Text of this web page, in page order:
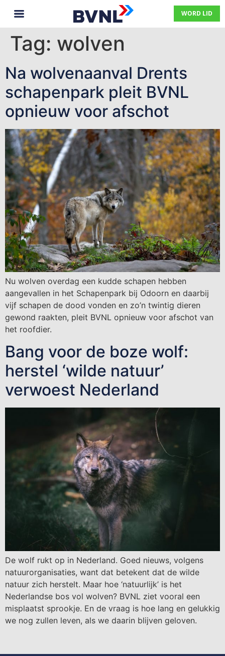
WORD LID
Tag: wolven
Na wolvenaanval Drents
schapenpark pleit BVNL
opnieuw voor afschot
Nu wolven overdag een kudde schapen hebben
aangevallen in het Schapenpark bij Odoorn en daarbij
vijf schapen de dood vonden en zo’n twintig dieren
gewond raakten, pleit BVNL opnieuw voor afschot van
het roofdier.
Bang voor de boze wolf:
herstel ‘wilde natuur’
verwoest Nederland
De wolf rukt op in Nederland. Goed nieuws, volgens
natuurorganisaties, want dat betekent dat de wilde
natuur zich herstelt. Maar hoe ‘natuurlijk’ is het
Nederlandse bos vol wolven? BVNL ziet vooral een
misplaatst sprookje. En de vraag is hoe lang en gelukkig
we nog zullen leven, als we daarin blijven geloven.